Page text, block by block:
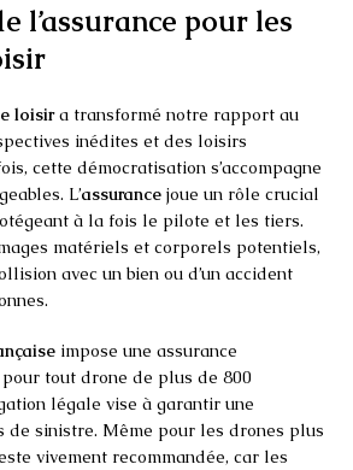
l’assurance pour les
loisira transformé notre rapport au
inédites et des loisirs
cette démocratisation s’accompagne
L’assurance joue un rôle crucial
à la fois le pilote et les tiers.
matériels et corporels potentiels,
avec un bien ou d’un accident
impose une assurance
tout drone de plus de 800
légale vise à garantir une
de sinistre. Même pour les drones plus
vivement recommandée, car les